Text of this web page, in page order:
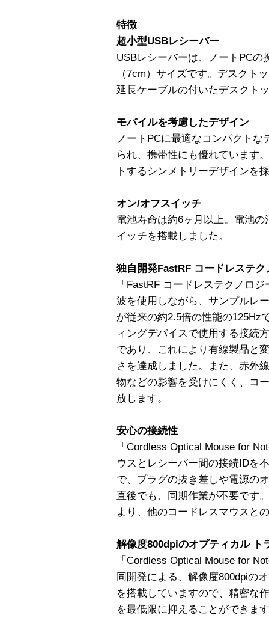
特徴
超小型USBレシーバー
USBレシーバーは、ノートPCの
（7cm）サイズです。デスクト
延長ケーブルの付いたデスクト
モバイルを考慮したデザイン
ノートPCに最適なコンパクト
られ、携帯性にも優れています
トするシンメトリーデザインを
オン/オフスイッチ
電池寿命は約6ヶ月以上。電池
イッチを搭載しました。
独自開発FastRF コードレステク
「FastRF コードレステクノロ
波を使用しながら、サンプルレ
が従来の約2.5倍の性能の125Hz
ィングデバイスで使用する接続
であり、これにより有線製品と
さを達成しました。また、赤外
物などの影響を受けにくく、コ
放します。
安心の接続性
「Cordless Optical Mouse for
ウスとレシーバー間の接続IDを
で、プラグの抜き差しや電源の
直後でも、同期作業が不要です
より、他のコードレスマウスと
解像度800dpiのオプティカル ト
「Cordless Optical Mouse for
同開発による、解像度800dpiの
を搭載していますので、精密な
を最低限に抑えることができま